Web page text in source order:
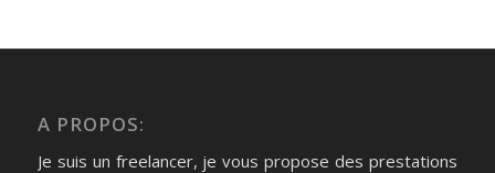
A PROPOS:
Je suis un freelancer, je vous propose des prestations